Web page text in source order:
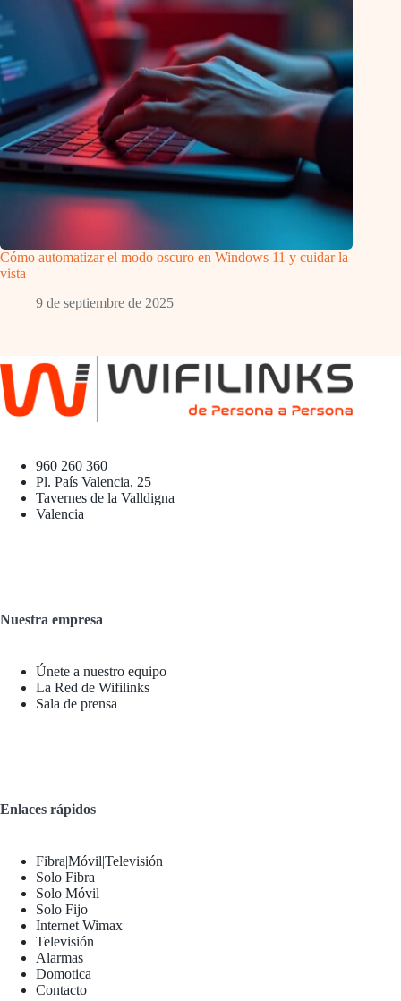
Cómo automatizar el modo oscuro en Windows 11 y cuidar la
vista
9 de septiembre de 2025
960 260 360
Pl. País Valencia, 25
Tavernes de la Valldigna
Valencia
Nuestra empresa
Únete a nuestro equipo
La Red de Wifilinks
Sala de prensa
Enlaces rápidos
Fibra|Móvil|Televisión
Solo Fibra
Solo Móvil
Solo Fijo
Internet Wimax
Televisión
Alarmas
Domotica
Contacto